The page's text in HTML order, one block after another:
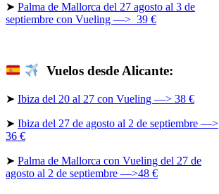
➤ Palma de Mallorca del 27 agosto al 3 de
septiembre con Vueling —> 39 €
Vuelos desde Alicante:
➤ Ibiza del 20 al 27 con Vueling —> 38 €
➤ Ibiza del 27 de agosto al 2 de septiembre —>
36 €
➤ Palma de Mallorca con Vueling del 27 de
agosto al 2 de septiembre —>48 €